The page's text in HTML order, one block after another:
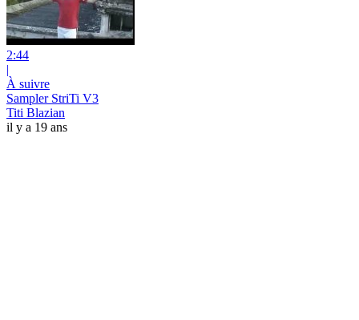
2:44
|
À suivre
Sampler StriTi V3
Titi Blazian
il y a 19 ans